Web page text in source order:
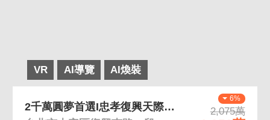
VR AI導覽 AI煥裝
6%
2,075萬
2千萬圓夢首選I忠孝復興天際12樓極景精品戶I 眺